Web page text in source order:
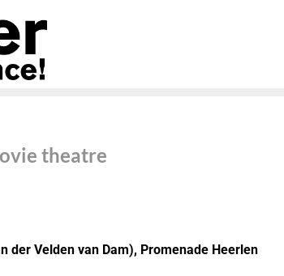
theatre
der Velden van Dam), Promenade Heerlen